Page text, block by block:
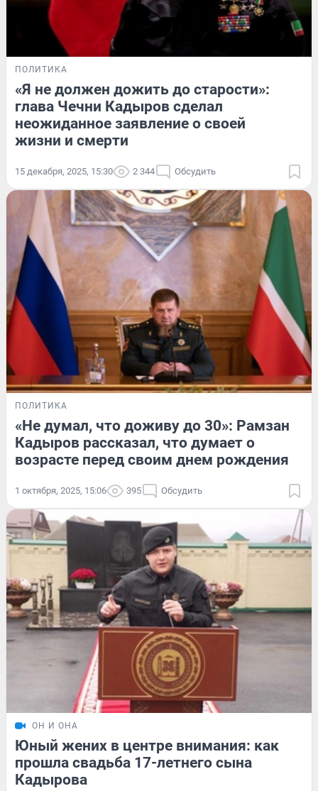
ПОЛИТИКА
«Я не должен дожить до старости»:
глава Чечни Кадыров сделал
неожиданное заявление о своей
жизни и смерти
15 декабря, 2025, 15:30 2 344 Обсудить
ПОЛИТИКА
«Не думал, что доживу до 30»: Рамзан
Кадыров рассказал, что думает о
возрасте перед своим днем рождения
1 октября, 2025, 15:06 395 Обсудить
ОН И ОНА
Юный жених в центре внимания: как
прошла свадьба 17-летнего сына
Кадырова